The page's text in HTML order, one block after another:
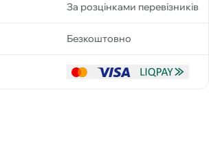
За розцінками перевізників
Безкоштовно